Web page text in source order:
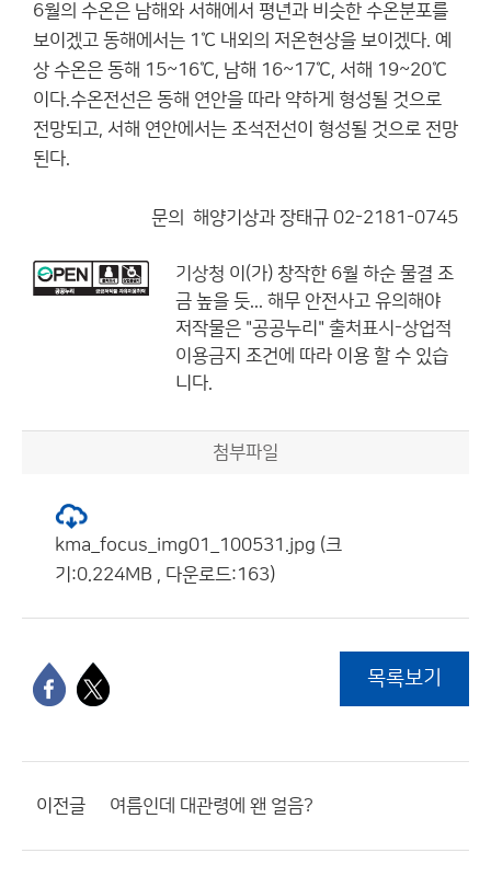
6월의 수온은 남해와 서해에서 평년과 비슷한 수온분포를
보이겠고 동해에서는 1℃ 내외의 저온현상을 보이겠다. 예
상 수온은 동해 15~16℃, 남해 16~17℃, 서해 19~20℃
이다.수온전선은 동해 연안을 따라 약하게 형성될 것으로
전망되고, 서해 연안에서는 조석전선이 형성될 것으로 전망
된다.
문의 해양기상과 장태규 02-2181-0745
기상청 이(가) 창작한 6월 하순 물결 조
금 높을 듯... 해무 안전사고 유의해야
저작물은 "공공누리" 출처표시-상업적
이용금지 조건에 따라 이용 할 수 있습
니다.
첨부파일
kma_focus_img01_100531.jpg (크
기:0.224MB , 다운로드:163)
목록보기
이전글 여름인데 대관령에 왠 얼음?